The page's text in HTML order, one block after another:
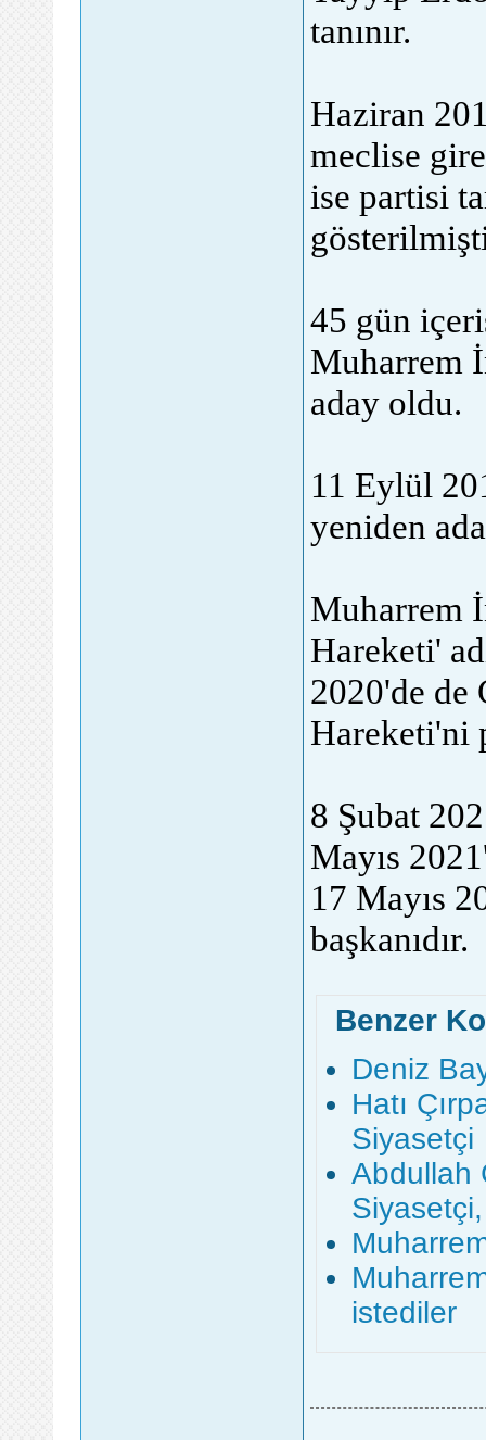
tanınır.
Haziran
meclise
ise partisi
45 gün
Muharrem
aday oldu.
11 Eylül
yeniden
Muharrem
Hareketi'
2020'de de
Hareketi'ni
8 Şubat
Mayıs
17 Mayıs
başkanıdır.
Benzer
Deniz
Hatı
Siyasetçi
Abdullah
istediler